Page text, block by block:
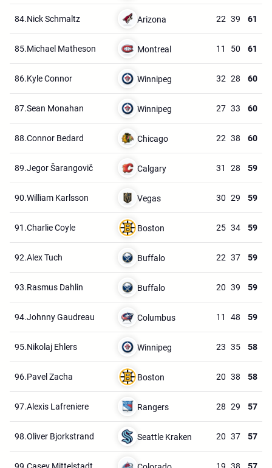
84.Nick Schmaltz Arizona 22 39 61
85.Michael Matheson Montreal 11 50 61
86.Kyle Connor Winnipeg 32 28 60
87.Sean Monahan Winnipeg 27 33 60
88.Connor Bedard Chicago 22 38 60
89.Jegor Šarangovič Calgary 31 28 59
90.William Karlsson Vegas 30 29 59
91.Charlie Coyle Boston 25 34 59
92.Alex Tuch Buffalo 22 37 59
93.Rasmus Dahlin Buffalo 20 39 59
94.Johnny Gaudreau Columbus 11 48 59
95.Nikolaj Ehlers Winnipeg 23 35 58
96.Pavel Zacha Boston 20 38 58
97.Alexis Lafreniere Rangers 28 29 57
98.Oliver Bjorkstrand Seattle Kraken 20 37 57
99. Casey Mittelstadt 19 38 57